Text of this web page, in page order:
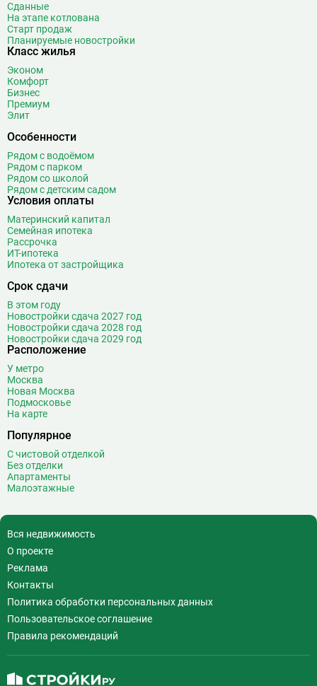
Битцевский парк
Борисово
Боровицкая
Ботанический сад
Бунинская аллея
Бутырская
В Вавиловская
Варшавская
ВДНХ
Верхние Лихоборы
Владыкино
Водный стадион
Войковская
Волгоградский проспект
Волжская
Волоколамская
Воробьёвы горы
Воронцовская
Выставочный центр
Выхино
Г Генерала Тюленева
Деловой центр
Динамо
Добрынинская
Домодедовская
Дорогомиловская
Достоевская
Дубровка 14
Жулебино
Сданные
На этапе котлована
Старт продаж
Планируемые новостройки
Класс жилья
Эконом
Комфорт
Бизнес
Премиум
Элит
Особенности
Рядом с водоёмом
Рядом с парком
Рядом со школой
Рядом с детским садом
Условия оплаты
Материнский капитал
Семейная ипотека
Рассрочка
ИТ-ипотека
Ипотека от застройщика
Срок сдачи
В этом году
Новостройки сдача 2027 год
Новостройки сдача 2028 год
Новостройки сдача 2029 год
Расположение
У метро
Москва
Новая Москва
Подмосковье
На карте
Популярное
С чистовой отделкой
Без отделки
Апартаменты
Малоэтажные
Вся недвижимость
О проекте
Реклама
Контакты
Политика обработки персональных данных
Пользовательское соглашение
Правила рекомендаций